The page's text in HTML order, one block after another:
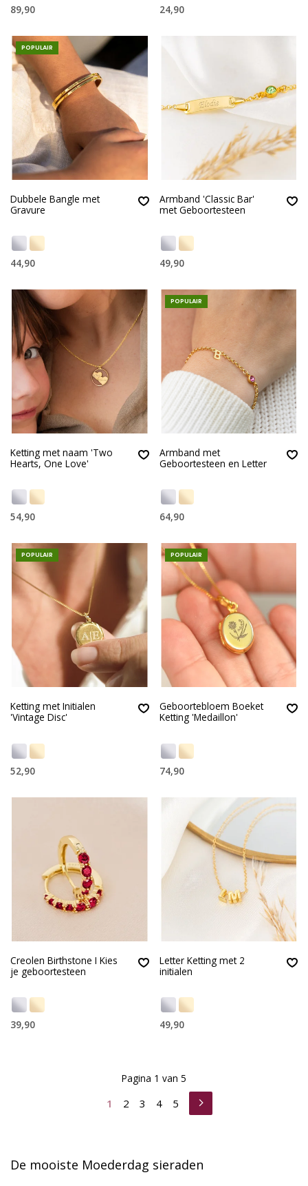
89,90 24,90
POPULAIR
Dubbele Bangle met
Gravure
44,90
Armband 'Classic Bar'
met Geboortesteen
49,90
Ketting met naam 'Two
Hearts, One Love'
54,90
POPULAIR
Armband met
Geboortesteen en Letter
64,90
POPULAIR
Ketting met Initialen
'Vintage Disc'
52,90
POPULAIR
Geboortebloem Boeket
Ketting 'Medaillon'
74,90
Creolen Birthstone I Kies
je geboortesteen
39,90
Letter Ketting met 2
initialen
49,90
1 2 3 4 5
Pagina 1 van 5
De mooiste Moederdag sieraden